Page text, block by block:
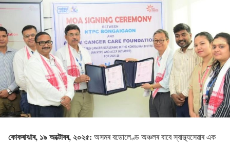
কোকৰাঝাৰ, ১৯ অক্টোবৰ, ২০২৫: অসমৰ বডোলেণ্ড অঞ্চলৰ বাবে স্বাস্থ্যসেৱাৰ এক